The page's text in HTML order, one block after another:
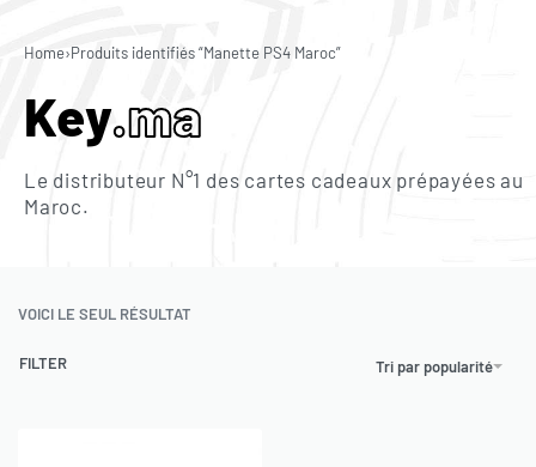
Home›Produits identifiés “Manette PS4 Maroc”
Key.ma
Le distributeur N°1 des cartes cadeaux prépayées au
Maroc.
VOICI LE SEUL RÉSULTAT
Tri par popularité
FILTER